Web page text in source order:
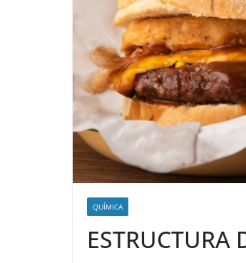
QUÍMICA
ESTRUCTURA